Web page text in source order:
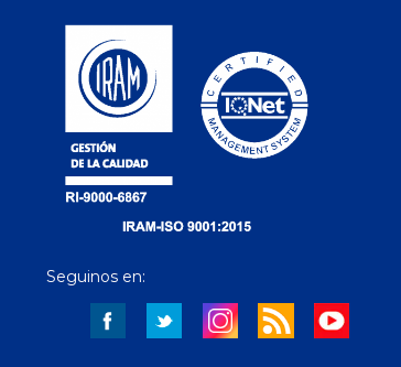
Seguinos en: